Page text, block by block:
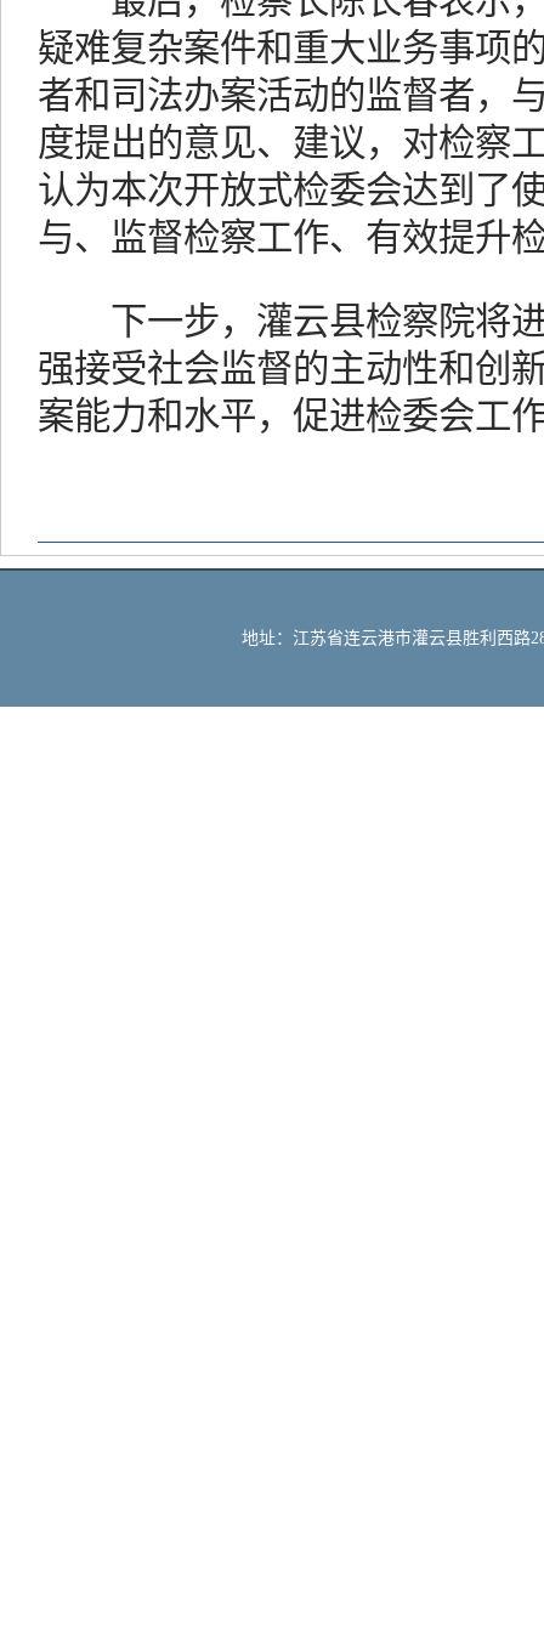
疑难复杂案件和重大业务事项
者和司法办案活动的监督者，
度提出的意见、建议，对检察
认为本次开放式检委会达到了
与、监督检察工作、有效提升
下一步，灌云县检察院将进
强接受社会监督的主动性和创
案能力和水平，促进检委会工
地址：江苏省连云港市灌云县胜利西